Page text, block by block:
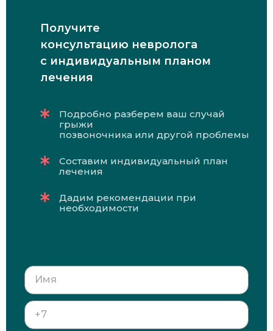
Получите
консультацию невролога
с индивидуальным планом
лечения
Подробно разберем ваш случай
грыжи
позвоночника или другой проблемы
Составим индивидуальный план
лечения
Дадим рекомендации при
необходимости